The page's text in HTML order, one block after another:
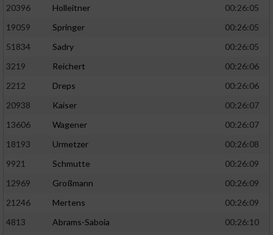
20396
Holleitner
00:26:05
19059
Springer
00:26:05
51834
Sadry
00:26:05
3219
Reichert
00:26:06
2212
Dreps
00:26:06
20938
Kaiser
00:26:07
13606
Wagener
00:26:07
18193
Urmetzer
00:26:08
9921
Schmutte
00:26:09
12969
Großmann
00:26:09
21246
Mertens
00:26:09
4813
Abrams-Saboia
00:26:10
Werbung